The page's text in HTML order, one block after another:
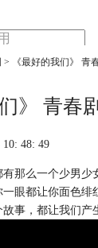
> 《最好的我们》 青
》 青春
48: 49
那么一个少男少
一眼都让你面色
事，都让我们产